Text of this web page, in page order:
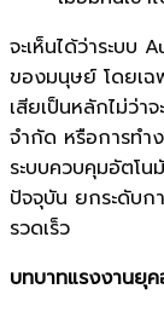
จะเห็นได้ว่าระบบ
ของมนุษย์ โดยเ
เสียเป็นหลักไม่ว่
จำกัด หรือการทำ
ระบบควบคุมอัตโ
ปัจจุบัน ยกระดับก
รวดเร็ว
บทบาทแรงงานยุ